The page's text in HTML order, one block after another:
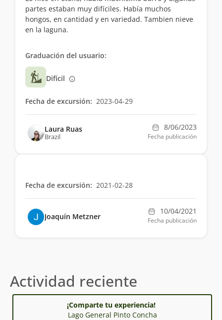
partes estaban muy difíciles. Había muchos
hongos, en cantidad y en variedad. Tambien nieve
en la laguna.
Graduación del usuario:
Difícil
Fecha de excursión: 2023-04-29
Laura Ruas
Brazil
8/06/2023
Fecha publicación
Fecha de excursión: 2021-02-28
Joaquín Metzner
10/04/2021
Fecha publicación
Actividad reciente
¡Comparte tu experiencia!
Lago General Pinto Concha